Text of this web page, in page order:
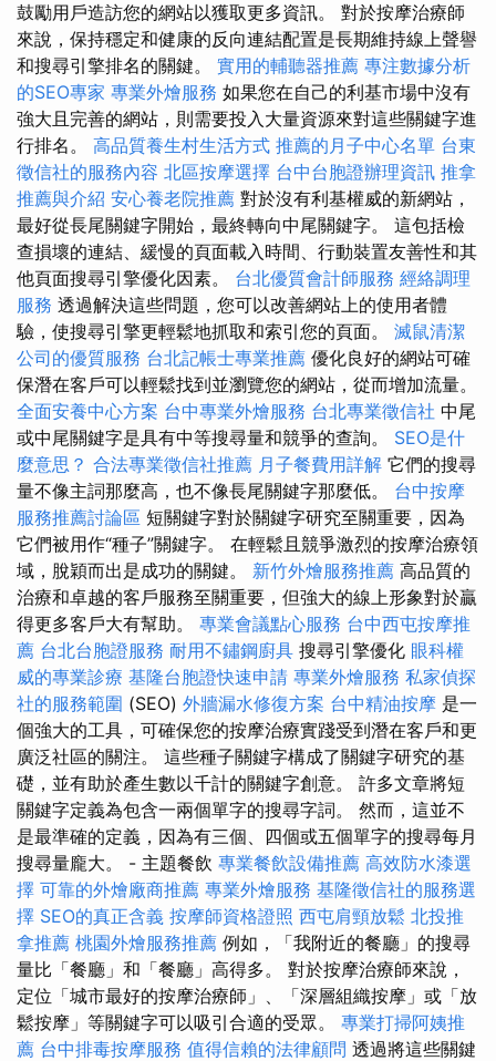
鼓勵用戶造訪您的網站以獲取更多資訊。 對於按摩治療師
來說，保持穩定和健康的反向連結配置是長期維持線上聲譽
和搜尋引擎排名的關鍵。 實用的輔聽器推薦 專注數據分析
的SEO專家 專業外燴服務 如果您在自己的利基市場中沒有
強大且完善的網站，則需要投入大量資源來對這些關鍵字進
行排名。 高品質養生村生活方式 推薦的月子中心名單 台東
徵信社的服務內容 北區按摩選擇 台中台胞證辦理資訊 推拿
推薦與介紹 安心養老院推薦 對於沒有利基權威的新網站，
最好從長尾關鍵字開始，最終轉向中尾關鍵字。 這包括檢
查損壞的連結、緩慢的頁面載入時間、行動裝置友善性和其
他頁面搜尋引擎優化因素。 台北優質會計師服務 經絡調理
服務 透過解決這些問題，您可以改善網站上的使用者體
驗，使搜尋引擎更輕鬆地抓取和索引您的頁面。 滅鼠清潔
公司的優質服務 台北記帳士專業推薦 優化良好的網站可確
保潛在客戶可以輕鬆找到並瀏覽您的網站，從而增加流量。
全面安養中心方案 台中專業外燴服務 台北專業徵信社 中尾
或中尾關鍵字是具有中等搜尋量和競爭的查詢。 SEO是什
麼意思？ 合法專業徵信社推薦 月子餐費用詳解 它們的搜尋
量不像主詞那麼高，也不像長尾關鍵字那麼低。 台中按摩
服務推薦討論區 短關鍵字對於關鍵字研究至關重要，因為
它們被用作“種子”關鍵字。 在輕鬆且競爭激烈的按摩治療領
域，脫穎而出是成功的關鍵。 新竹外燴服務推薦 高品質的
治療和卓越的客戶服務至關重要，但強大的線上形象對於贏
得更多客戶大有幫助。 專業會議點心服務 台中西屯按摩推
薦 台北台胞證服務 耐用不鏽鋼廚具 搜尋引擎優化 眼科權
威的專業診療 基隆台胞證快速申請 專業外燴服務 私家偵探
社的服務範圍 (SEO) 外牆漏水修復方案 台中精油按摩 是一
個強大的工具，可確保您的按摩治療實踐受到潛在客戶和更
廣泛社區的關注。 這些種子關鍵字構成了關鍵字研究的基
礎，並有助於產生數以千計的關鍵字創意。 許多文章將短
關鍵字定義為包含一兩個單字的搜尋字詞。 然而，這並不
是最準確的定義，因為有三個、四個或五個單字的搜尋每月
搜尋量龐大。 - 主題餐飲 專業餐飲設備推薦 高效防水漆選
擇 可靠的外燴廠商推薦 專業外燴服務 基隆徵信社的服務選
擇 SEO的真正含義 按摩師資格證照 西屯肩頸放鬆 北投推
拿推薦 桃園外燴服務推薦 例如，「我附近的餐廳」的搜尋
量比「餐廳」和「餐廳」高得多。 對於按摩治療師來說，
定位「城市最好的按摩治療師」、「深層組織按摩」或「放
鬆按摩」等關鍵字可以吸引合適的受眾。 專業打掃阿姨推
薦 台中排毒按摩服務 值得信賴的法律顧問 透過將這些關鍵